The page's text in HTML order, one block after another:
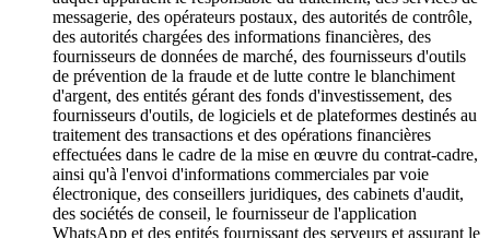
messagerie, des opérateurs postaux, des autorités de contrôle,
des autorités chargées des informations financières, des
fournisseurs de données de marché, des fournisseurs d'outils
de prévention de la fraude et de lutte contre le blanchiment
d'argent, des entités gérant des fonds d'investissement, des
fournisseurs d'outils, de logiciels et de plateformes destinés au
traitement des transactions et des opérations financières
effectuées dans le cadre de la mise en œuvre du contrat-cadre,
ainsi qu'à l'envoi d'informations commerciales par voie
électronique, des conseillers juridiques, des cabinets d'audit,
des sociétés de conseil, le fournisseur de l'application
WhatsApp et des entités fournissant des serveurs et assurant le